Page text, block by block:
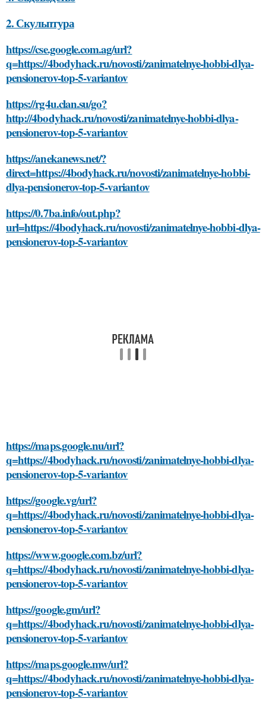
2. Скульптура
https://cse.google.com.ag/url?
q=https://4bodyhack.ru/novosti/zanimatelnye-hobbi-dlya-
pensionerov-top-5-variantov
https://rg4u.clan.su/go?
http://4bodyhack.ru/novosti/zanimatelnye-hobbi-dlya-
pensionerov-top-5-variantov
https://anekanews.net/?
direct=https://4bodyhack.ru/novosti/zanimatelnye-hobbi-
dlya-pensionerov-top-5-variantov
https://0.7ba.info/out.php?
url=https://4bodyhack.ru/novosti/zanimatelnye-hobbi-dlya-
pensionerov-top-5-variantov
https://maps.google.nu/url?
q=https://4bodyhack.ru/novosti/zanimatelnye-hobbi-dlya-
pensionerov-top-5-variantov
https://google.vg/url?
q=https://4bodyhack.ru/novosti/zanimatelnye-hobbi-dlya-
pensionerov-top-5-variantov
https://www.google.com.bz/url?
q=https://4bodyhack.ru/novosti/zanimatelnye-hobbi-dlya-
pensionerov-top-5-variantov
https://google.gm/url?
q=https://4bodyhack.ru/novosti/zanimatelnye-hobbi-dlya-
pensionerov-top-5-variantov
https://maps.google.mw/url?
q=https://4bodyhack.ru/novosti/zanimatelnye-hobbi-dlya-
pensionerov-top-5-variantov